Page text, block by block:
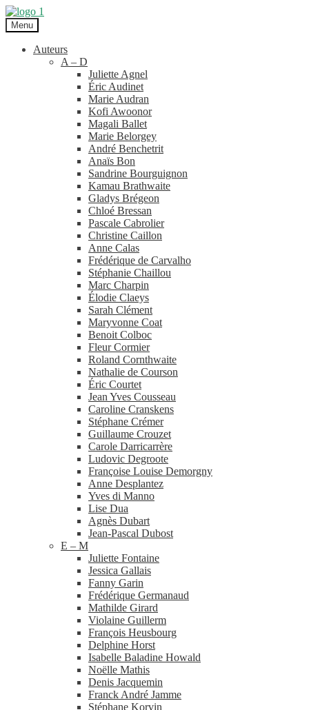
Aller
à
la
navigation
Aller
au
contenu
Menu
Auteurs
A – D
Juliette Agnel
Éric Audinet
Marie Audran
Kofi Awoonor
Magali Ballet
Marie Belorgey
André Benchetrit
Anaïs Bon
Sandrine Bourguignon
Kamau Brathwaite
Gladys Brégeon
Chloé Bressan
Pascale Cabrolier
Christine Caillon
Anne Calas
Frédérique de Carvalho
Stéphanie Chaillou
Marc Charpin
Élodie Claeys
Sarah Clément
Maryvonne Coat
Benoit Colboc
Fleur Cormier
Roland Cornthwaite
Nathalie de Courson
Éric Courtet
Jean Yves Cousseau
Caroline Cranskens
Stéphane Crémer
Guillaume Crouzet
Carole Darricarrère
Ludovic Degroote
Françoise Louise Demorgny
Anne Desplantez
Yves di Manno
Lise Dua
Agnès Dubart
Jean-​Pascal Dubost
E – M
Juliette Fontaine
Jessica Gallais
Fanny Garin
Frédérique Germanaud
Mathilde Girard
Violaine Guillerm
François Heusbourg
Delphine Horst
Isabelle Baladine Howald
Noëlle Mathis
Denis Jacquemin
Franck André Jamme
Stéphane Korvin